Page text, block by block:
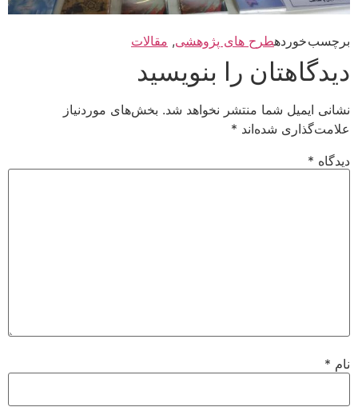
برچسب خوردهطرح های پژوهشی, مقالات
دیدگاهتان را بنویسید
نشانی ایمیل شما منتشر نخواهد شد. بخش‌های موردنیاز
علامت‌گذاری شده‌اند *
دیدگاه *
نام *